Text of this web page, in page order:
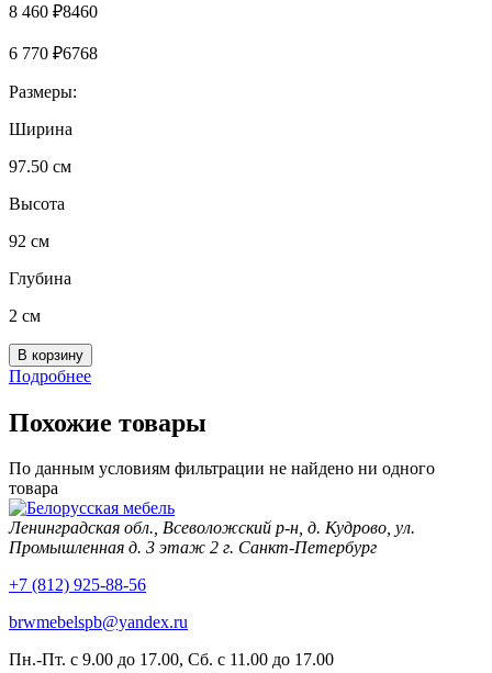
8 460 ₽8460
6 770 ₽6768
Размеры:
Ширина
97.50 см
Высота
92 см
Глубина
2 см
Подробнее
Похожие товары
По данным условиям фильтрации не найдено ни одного
товара
Ленинградская обл., Всеволожский р-н, д. Кудрово, ул.
Промышленная д. 3 этаж 2 г. Санкт-Петербург
+7 (812) 925-88-56
brwmebelspb@yandex.ru
Пн.-Пт. с 9.00 до 17.00, Сб. с 11.00 до 17.00